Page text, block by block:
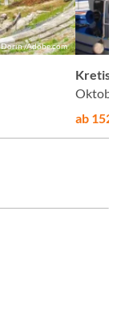
/Adobe.com
ab